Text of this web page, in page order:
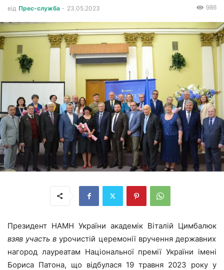
від Прес-служба - 23.05.2023 986
Президент НАМН України академік Віталій Цимбалюк
взяв участь вурочистій церемонії вручення державних
нагород лауреатам Національної премії України імені
Бориса Патона, що відбулася 19 травня 2023 року у